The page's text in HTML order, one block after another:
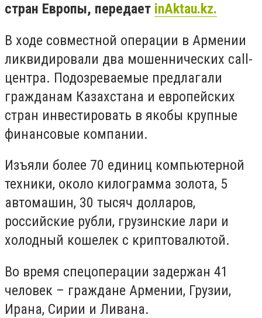
стран Европы, передает inAktau.kz.
В ходе совместной операции в Армении
ликвидировали два мошеннических call-
центра. Подозреваемые предлагали
гражданам Казахстана и европейских
стран инвестировать в якобы крупные
финансовые компании.
Изъяли более 70 единиц компьютерной
техники, около килограмма золота, 5
автомашин, 30 тысяч долларов,
российские рубли, грузинские лари и
холодный кошелек с криптовалютой.
Во время спецоперации задержан 41
человек – граждане Армении, Грузии,
Ирана, Сирии и Ливана.